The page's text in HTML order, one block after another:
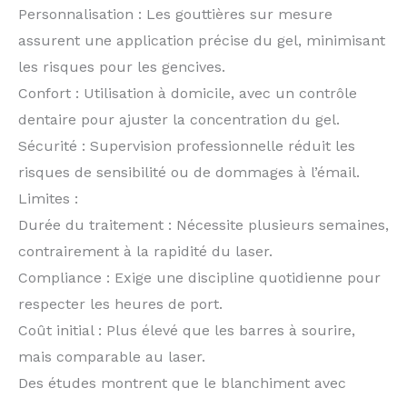
Personnalisation : Les gouttières sur mesure
assurent une application précise du gel, minimisant
les risques pour les gencives.
Confort : Utilisation à domicile, avec un contrôle
dentaire pour ajuster la concentration du gel.
Sécurité : Supervision professionnelle réduit les
risques de sensibilité ou de dommages à l’émail.
Limites :
Durée du traitement : Nécessite plusieurs semaines,
contrairement à la rapidité du laser.
Compliance : Exige une discipline quotidienne pour
respecter les heures de port.
Coût initial : Plus élevé que les barres à sourire,
mais comparable au laser.
Des études montrent que le blanchiment avec